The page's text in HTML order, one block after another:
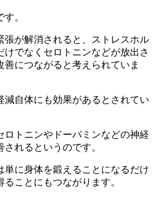
。
張が解消されると、ストレスホル
けでなくセロトニンなどが放出さ
につながると考えられていま
減自体にも効果があるとされてい
ロトニンやドーパミンなどの神経
れるというのです。
単に身体を鍛えることになるだけ
ことにもつながります。